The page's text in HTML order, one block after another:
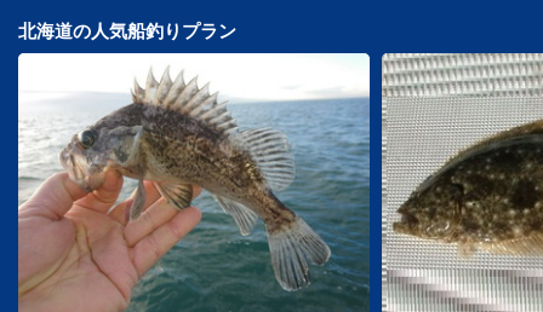
北海道の人気船釣りプラン